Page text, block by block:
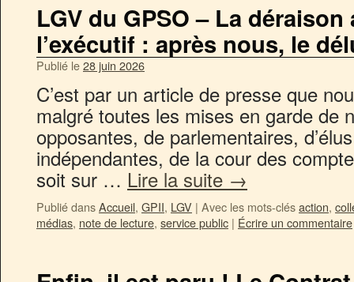
LGV du GPSO – La
l’exécutif : après nous, le
Publié le28 juin 2026
C’est par un article de presse que
malgré toutes les mises en garde de
opposantes, de parlementaires,
indépendantes, de la cour des
soit sur … Lire la suite →
Publié dansAccueil, GPII, LGV | Avec les mots-clésaction,
médias, note de lecture, service public | Écrire un commentaire